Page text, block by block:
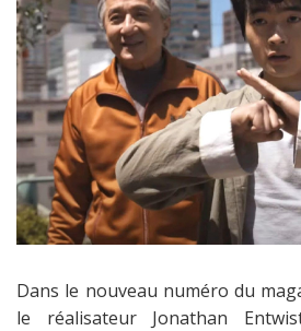
Dans le nouveau numéro du
le réalisateur Jonathan